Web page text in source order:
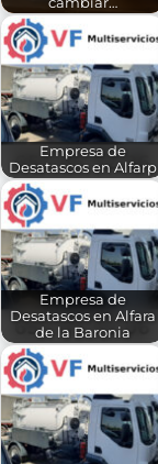
Empresa de
Desatascos en Alfarp
Empresa de
Desatascos en Alfara
de la Baronia